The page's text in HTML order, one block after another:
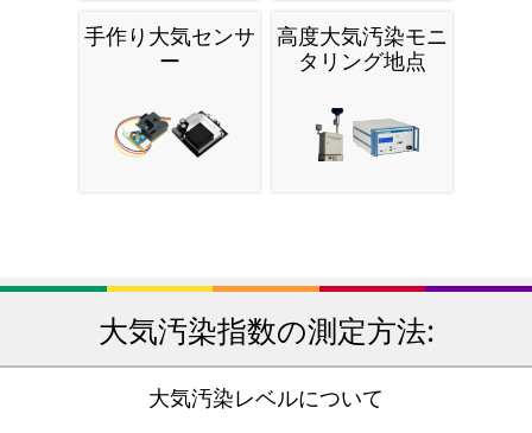
手作り大気センサ
ー
高度大気汚染モニ
タリング地点
大気汚染指数の測定方法:
大気汚染レベルについて